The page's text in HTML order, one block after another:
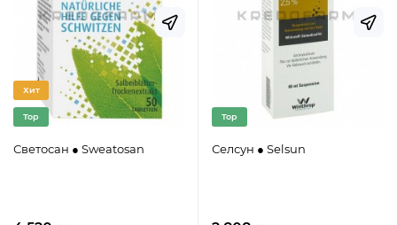
Хит
Top
Светосан ● Sweatosan
Top
Селсун ● Selsun